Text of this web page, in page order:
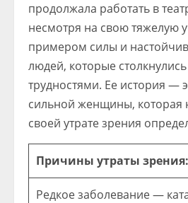
продолжала работать в
несмотря на свою тяжелую
примером силы и
людей, которые
трудностями. Ее история —
сильной женщины, которая
своей утрате зрения
Причины утраты зрения:
Редкое заболевание —